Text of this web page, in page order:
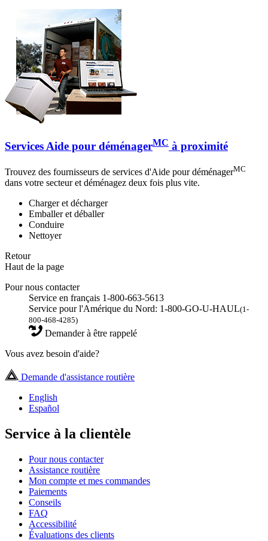
Services Aide pour déménagerMC à proximité
Trouvez des fournisseurs de services d'Aide pour déménagerMC
dans votre secteur et déménagez deux fois plus vite.
Charger et décharger
Emballer et déballer
Conduire
Nettoyer
Retour
Haut de la page
Pour nous contacter
Service en français 1-800-663-5613
Service pour l'Amérique du Nord: 1-800-GO-U-HAUL(1-
800-468-4285)
Demander à être rappelé
Vous avez besoin d'aide?
Demande d'assistance routière
English
Español
Service à la clientèle
Pour nous contacter
Assistance routière
Mon compte et mes commandes
Paiements
Conseils
FAQ
Accessibilité
Évaluations des clients